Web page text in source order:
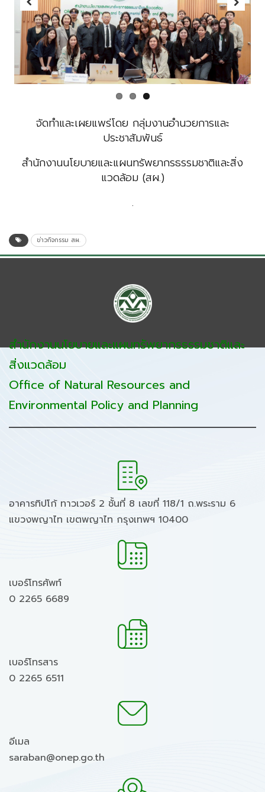
Previous Next
จัดทำและเผยแพร่โดย กลุ่มงานอำนวยการและ
ประชาสัมพันธ์
สำนักงานนโยบายและแผนทรัพยากรธรรมชาติและสิ่ง
แวดล้อม (สผ.)
.
ข่าวกิจกรรม สผ.
สำนักงานนโยบายและแผนทรัพยากรธรรมชาติและ
สิ่งแวดล้อม
Office of Natural Resources and
Environmental Policy and Planning
อาคารทิปโก้ ทาวเวอร์ 2 ชั้นที่ 8 เลขที่ 118/1 ถ.พระราม 6
แขวงพญาไท เขตพญาไท กรุงเทพฯ 10400
เบอร์โทรศัพท์
0 2265 6689
เบอร์โทรสาร
0 2265 6511
อีเมล
saraban@onep.go.th